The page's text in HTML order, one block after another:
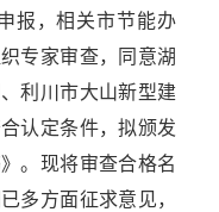
报，相关市节能办
专家审查，同意湖
利川市大山新型建
认定条件，拟颁发
。现将审查合格名
多方面征求意见，